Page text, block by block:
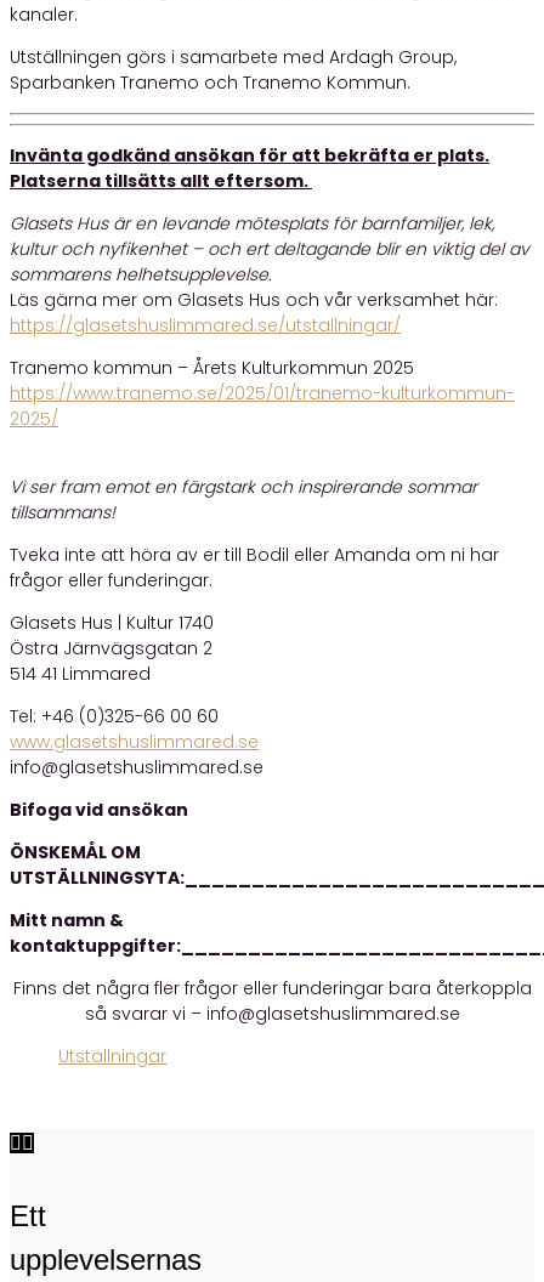
kanaler.
Utställningen görs i samarbete med Ardagh Group,
Sparbanken Tranemo och Tranemo Kommun.
Invänta godkänd ansökan för att bekräfta er plats.
Platserna tillsätts allt eftersom.
Glasets Hus är en levande mötesplats för barnfamiljer, lek,
kultur och nyfikenhet – och ert deltagande blir en viktig del av
sommarens helhetsupplevelse.
Läs gärna mer om Glasets Hus och vår verksamhet här:
https://glasetshuslimmared.se/utstallningar/
Tranemo kommun – Årets Kulturkommun 2025
https://www.tranemo.se/2025/01/tranemo-kulturkommun-
2025/
Vi ser fram emot en färgstark och inspirerande sommar
tillsammans!
Tveka inte att höra av er till Bodil eller Amanda om ni har
frågor eller funderingar.
Glasets Hus | Kultur 1740
Östra Järnvägsgatan 2
514 41 Limmared
Tel: +46 (0)325-66 00 60
www.glasetshuslimmared.se
info@glasetshuslimmared.se
Bifoga vid ansökan
ÖNSKEMÅL OM
UTSTÄLLNINGSYTA:
Mitt namn &
Finns det några fler frågor eller funderingar bara återkoppla
så svarar vi – info@glasetshuslimmared.se
Utställningar
 
Ett
upplevelsernas